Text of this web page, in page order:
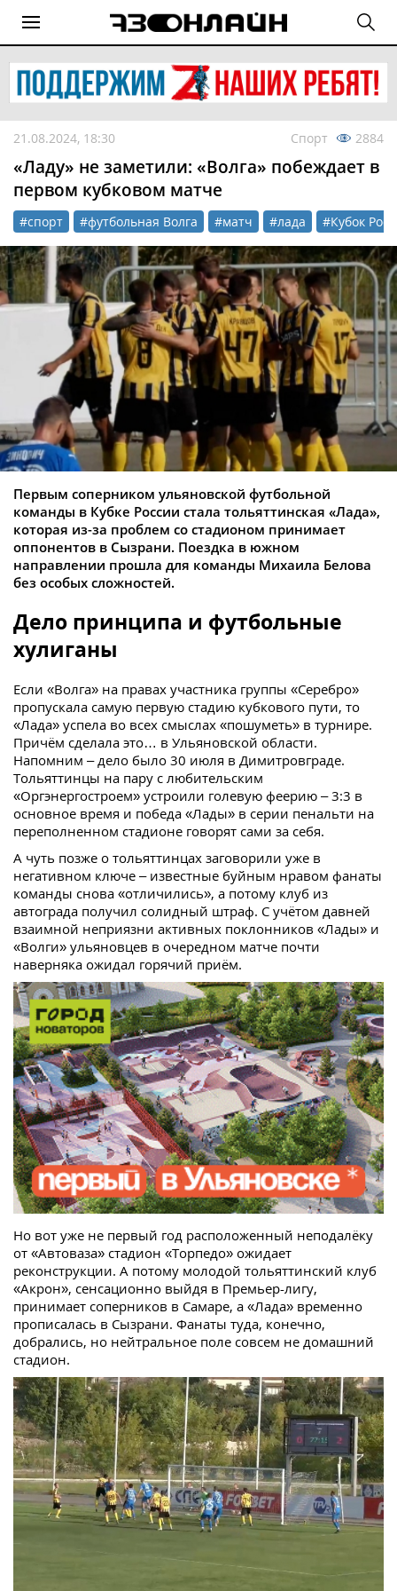
21.08.2024, 18:30 Спорт 2884
«Ладу» не заметили: «Волга» побеждает в
первом кубковом матче
#спорт #футбольная Волга #матч #лада #Кубок
Первым соперником ульяновской футбольной
команды в Кубке России стала тольяттинская «Лада»,
которая из-за проблем со стадионом принимает
оппонентов в Сызрани. Поездка в южном
направлении прошла для команды Михаила Белова
без особых сложностей.
Дело принципа и футбольные
хулиганы
Если «Волга» на правах участника группы «Серебро»
пропускала самую первую стадию кубкового пути, то
«Лада» успела во всех смыслах «пошуметь» в турнире.
Причём сделала это… в Ульяновской области.
Напомним – дело было 30 июля в Димитровграде.
Тольяттинцы на пару с любительским
«Оргэнергостроем» устроили голевую феерию – 3:3 в
основное время и победа «Лады» в серии пенальти на
переполненном стадионе говорят сами за себя.
А чуть позже о тольяттинцах заговорили уже в
негативном ключе – известные буйным нравом фанаты
команды снова «отличились», а потому клуб из
автограда получил солидный штраф. С учётом давней
взаимной неприязни активных поклонников «Лады» и
«Волги» ульяновцев в очередном матче почти
наверняка ожидал горячий приём.
Но вот уже не первый год расположенный неподалёку
от «Автоваза» стадион «Торпедо» ожидает
реконструкции. А потому молодой тольяттинский клуб
«Акрон», сенсационно выйдя в Премьер-лигу,
принимает соперников в Самаре, а «Лада» временно
прописалась в Сызрани. Фанаты туда, конечно,
добрались, но нейтральное поле совсем не домашний
стадион.